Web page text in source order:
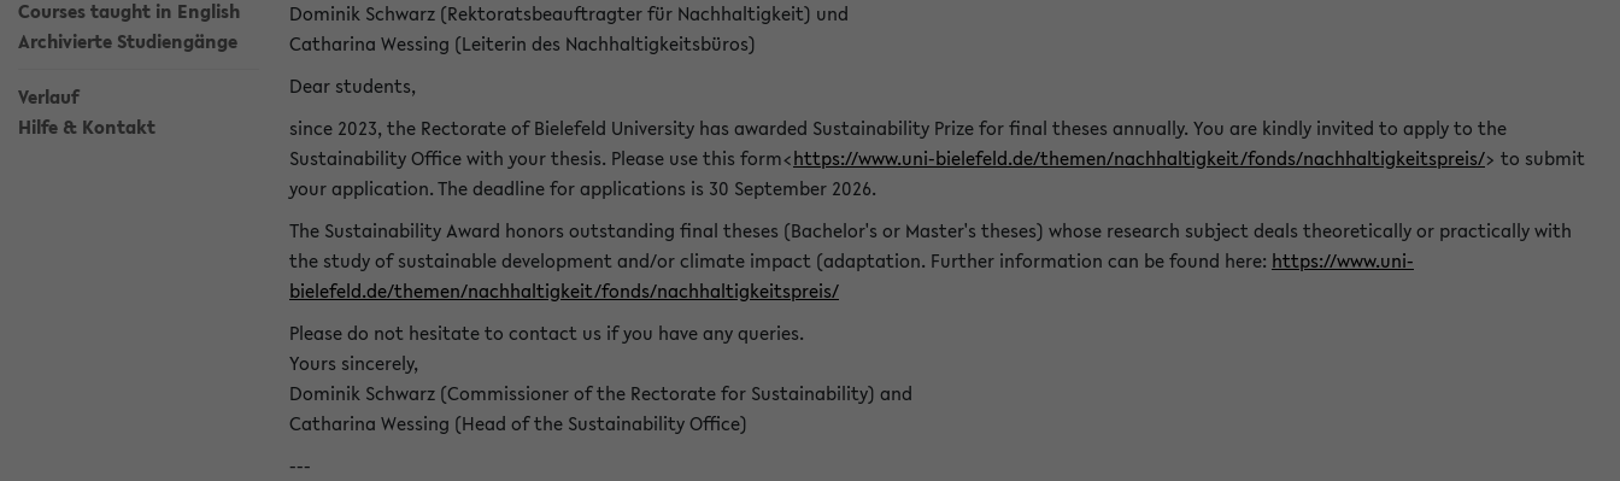
Courses taught in English
Archivierte Studiengänge
Verlauf
Hilfe & Kontakt
Dominik Schwarz (Rektoratsbeauftragter für Nachhaltigkeit) und
Catharina Wessing (Leiterin des Nachhaltigkeitsbüros)
Dear students,
since 2023, the Rectorate of Bielefeld University has awarded Sustainability Prize for final theses annually. You are kindly invited to apply to the
Sustainability Office with your thesis. Please use this form<https://www.uni-bielefeld.de/themen/nachhaltigkeit/fonds/nachhaltigkeitspreis/> to submit
your application. The deadline for applications is 30 September 2026.
The Sustainability Award honors outstanding final theses (Bachelor's or Master's theses) whose research subject deals theoretically or practically with
the study of sustainable development and/or climate impact (adaptation. Further information can be found here: https://www.uni-
bielefeld.de/themen/nachhaltigkeit/fonds/nachhaltigkeitspreis/
Please do not hesitate to contact us if you have any queries.
Yours sincerely,
Dominik Schwarz (Commissioner of the Rectorate for Sustainability) and
Catharina Wessing (Head of the Sustainability Office)
---